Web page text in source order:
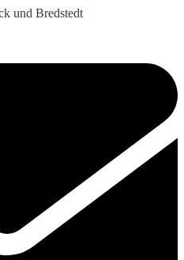
und Bredstedt